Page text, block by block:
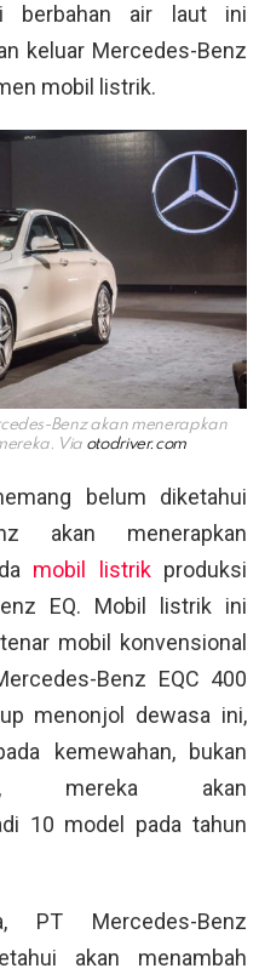
berbahan air laut ini
keluar Mercedes-Benz
mobil listrik.
Benz akan menerapkan
Via otodriver.com
belum diketahui
akan menerapkan
mobil listrikproduksi
EQ. Mobil listrik ini
mobil konvensional
Benz EQC 400
menonjol dewasa ini,
kemewahan, bukan
mereka akan
10 model pada tahun
PT Mercedes-Benz
akan menambah